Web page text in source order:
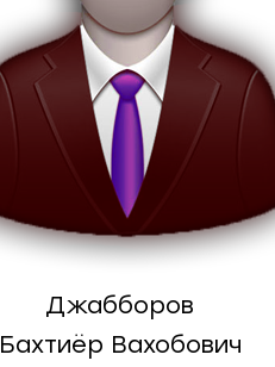
Джабборов
Бахтиёр Вахобович